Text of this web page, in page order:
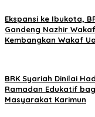
Ekspansi ke Ibukota,
Gandeng Nazhir
Kembangkan Wakaf
BRK Syariah Dinilai
Ramadan Edukatif
Masyarakat Karimun